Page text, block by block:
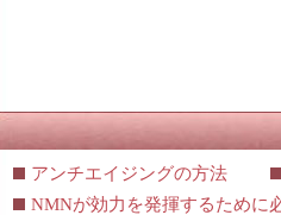
アンチエイジングの方法
NMNが効力を発揮するために